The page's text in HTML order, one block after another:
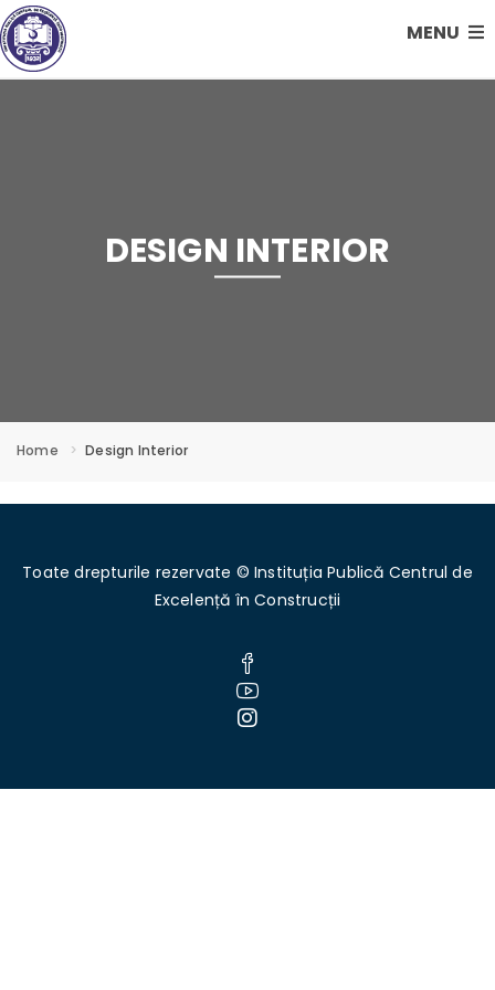
MENU
Home Design Interior
DESIGN INTERIOR
Toate drepturile rezervate © Instituția Publică Centrul de
Excelență în Construcții